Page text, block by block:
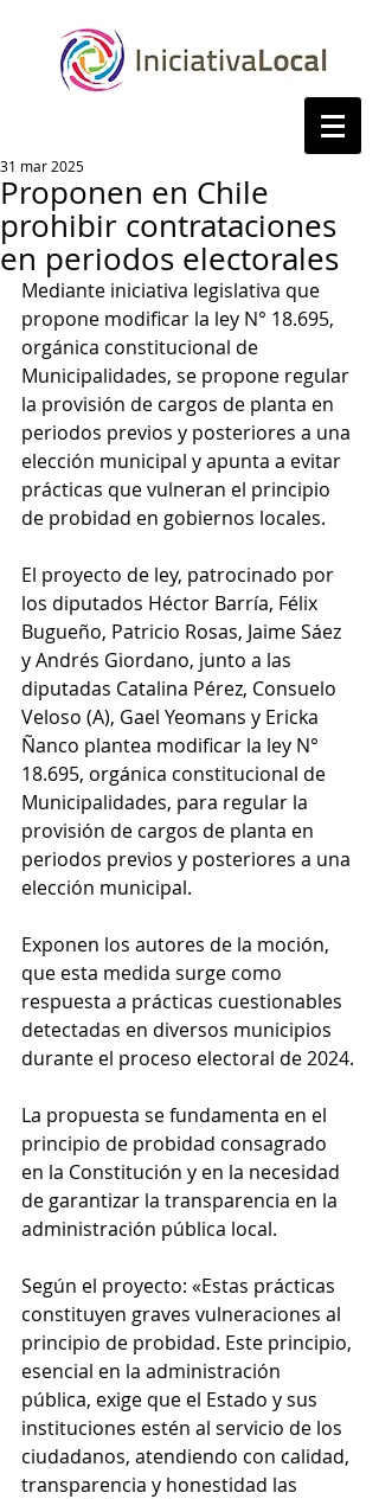
Proponen en Chile
prohibir contrataciones
en periodos electorales
31 mar 2025
Mediante iniciativa legislativa que
propone modificar la ley N° 18.695,
orgánica constitucional de
Municipalidades, se propone regular
la provisión de cargos de planta en
periodos previos y posteriores a una
elección municipal y apunta a evitar
prácticas que vulneran el principio
de probidad en gobiernos locales.
El proyecto de ley, patrocinado por
los diputados Héctor Barría, Félix
Bugueño, Patricio Rosas, Jaime Sáez
y Andrés Giordano, junto a las
diputadas Catalina Pérez, Consuelo
Veloso (A), Gael Yeomans y Ericka
Ñanco plantea modificar la ley N°
18.695, orgánica constitucional de
Municipalidades, para regular la
provisión de cargos de planta en
periodos previos y posteriores a una
elección municipal.
Exponen los autores de la moción,
que esta medida surge como
respuesta a prácticas cuestionables
detectadas en diversos municipios
durante el proceso electoral de 2024.
La propuesta se fundamenta en el
principio de probidad consagrado
en la Constitución y en la necesidad
de garantizar la transparencia en la
administración pública local.
Según el proyecto: «Estas prácticas
constituyen graves vulneraciones al
principio de probidad. Este principio,
esencial en la administración
pública, exige que el Estado y sus
instituciones estén al servicio de los
ciudadanos, atendiendo con calidad,
transparencia y honestidad las